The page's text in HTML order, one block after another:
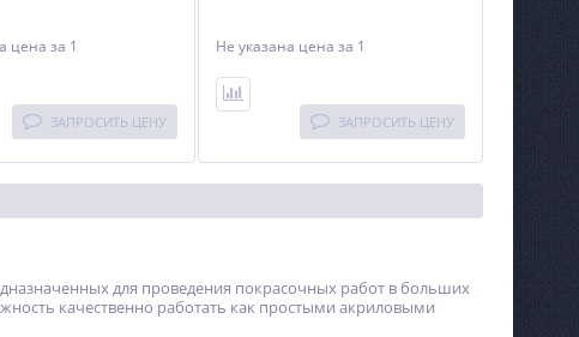
цена за 1
ЗАПРОСИТЬ ЦЕНУ
Не указана цена за 1
ЗАПРОСИТЬ ЦЕНУ
для проведения покрасочных работ в больших
качественно работать как простыми акриловыми